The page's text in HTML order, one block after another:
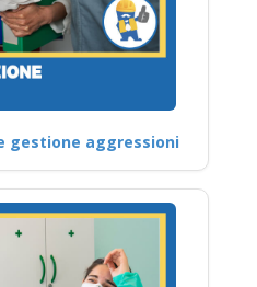
gestione aggressioni